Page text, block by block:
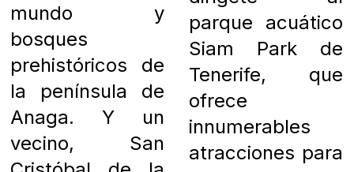
mundo y
bosques
prehistóricos de
la península de
Anaga. Y un
vecino, San
parque acuático
Siam Park de
Tenerife, que
ofrece
innumerables
atracciones para